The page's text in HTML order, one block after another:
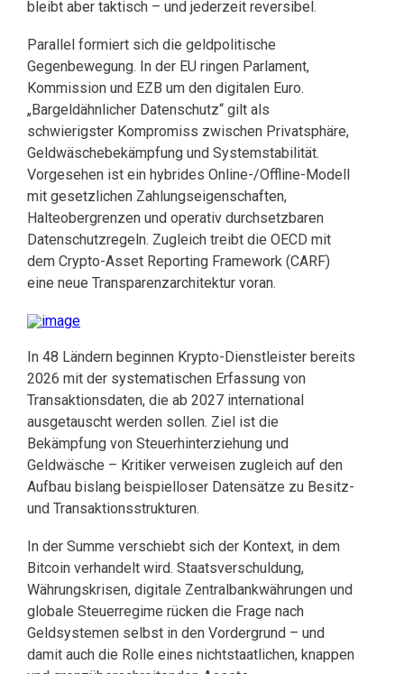
bleibt aber taktisch – und jederzeit reversibel.
Parallel formiert sich die geldpolitische
Gegenbewegung. In der EU ringen Parlament,
Kommission und EZB um den digitalen Euro.
„Bargeldähnlicher Datenschutz“ gilt als
schwierigster Kompromiss zwischen Privatsphäre,
Geldwäschebekämpfung und Systemstabilität.
Vorgesehen ist ein hybrides Online-/Offline-Modell
mit gesetzlichen Zahlungseigenschaften,
Halteobergrenzen und operativ durchsetzbaren
Datenschutzregeln. Zugleich treibt die OECD mit
dem Crypto-Asset Reporting Framework (CARF)
eine neue Transparenzarchitektur voran.
In 48 Ländern beginnen Krypto-Dienstleister bereits
2026 mit der systematischen Erfassung von
Transaktionsdaten, die ab 2027 international
ausgetauscht werden sollen. Ziel ist die
Bekämpfung von Steuerhinterziehung und
Geldwäsche – Kritiker verweisen zugleich auf den
Aufbau bislang beispielloser Datensätze zu Besitz-
und Transaktionsstrukturen.
In der Summe verschiebt sich der Kontext, in dem
Bitcoin verhandelt wird. Staatsverschuldung,
Währungskrisen, digitale Zentralbankwährungen und
globale Steuerregime rücken die Frage nach
Geldsystemen selbst in den Vordergrund – und
damit auch die Rolle eines nichtstaatlichen, knappen